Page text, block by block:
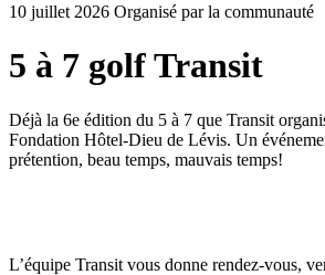
10 juillet 2026 Organisé par la communauté
5 à 7 golf Transit
Déjà la 6e édition du 5 à 7 que Transit
Fondation Hôtel-Dieu de Lévis. Un
prétention, beau temps, mauvais temps!
L’équipe Transit vous donne rendez-vous,